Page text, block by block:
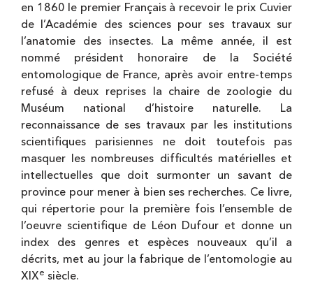
en 1860 le premier Français à recevoir le prix Cuvier
de l’Académie des sciences pour ses travaux sur
l’anatomie des insectes. La même année, il est
nommé président honoraire de la Société
entomologique de France, après avoir entre-temps
refusé à deux reprises la chaire de zoologie du
Muséum national d’histoire naturelle. La
reconnaissance de ses travaux par les institutions
scientifiques parisiennes ne doit toutefois pas
masquer les nombreuses difficultés matérielles et
intellectuelles que doit surmonter un savant de
province pour mener à bien ses recherches. Ce livre,
qui répertorie pour la première fois l’ensemble de
l’oeuvre scientifique de Léon Dufour et donne un
index des genres et espèces nouveaux qu’il a
décrits, met au jour la fabrique de l’entomologie au
XIXe siècle.